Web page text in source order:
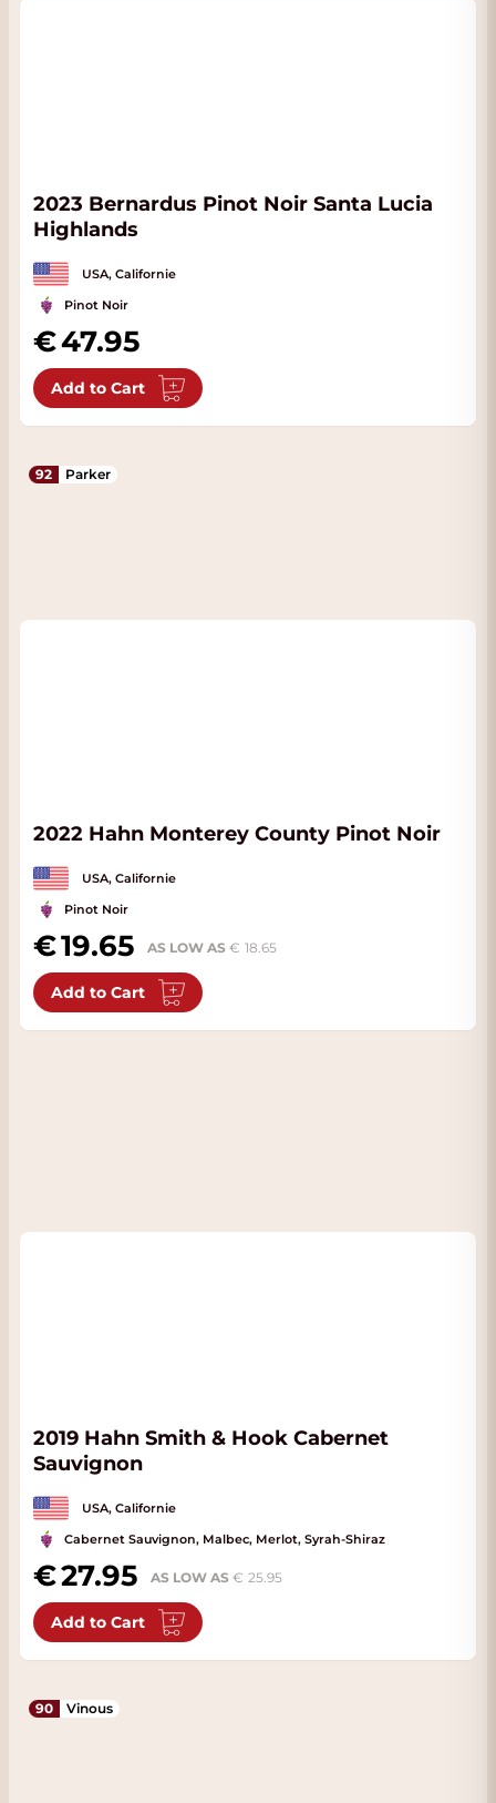
2023 Bernardus Pinot Noir Santa Lucia
Highlands
USA, Californie
Pinot Noir
47.95
Add to Cart
92 Parker
2022 Hahn Monterey County Pinot Noir
USA, Californie
Pinot Noir
19.65 AS LOW AS 18.65
Add to Cart
2019 Hahn Smith & Hook Cabernet
Sauvignon
USA, Californie
Cabernet Sauvignon, Malbec, Merlot, Syrah-Shiraz
27.95 AS LOW AS 25.95
Add to Cart
90 Vinous